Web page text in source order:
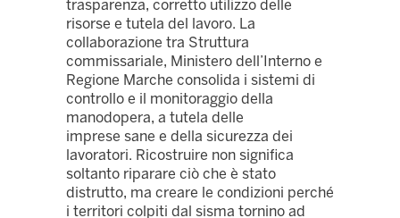
trasparenza, corretto utilizzo delle
risorse e tutela del lavoro. La
collaborazione tra Struttura
commissariale, Ministero dell’Interno e
Regione Marche consolida i sistemi di
controllo e il monitoraggio della
manodopera, a tutela delle
imprese sane e della sicurezza dei
lavoratori. Ricostruire non significa
soltanto riparare ciò che è stato
distrutto, ma creare le condizioni perché
i territori colpiti dal sisma tornino ad